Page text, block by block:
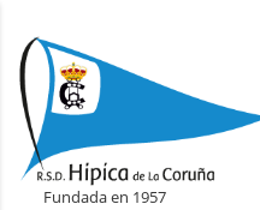
Fundada en 1957